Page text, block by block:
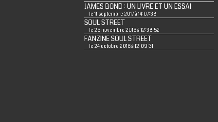
JAMES BOND : UN LIVRE ET UN ESSAI
le 11 septembre 2017 à 14:07:38
SOUL STREET
le 25 novembre 2016 à 12:38:52
FANZINE SOUL STREET
le 24 octobre 2016 à 12:09:31